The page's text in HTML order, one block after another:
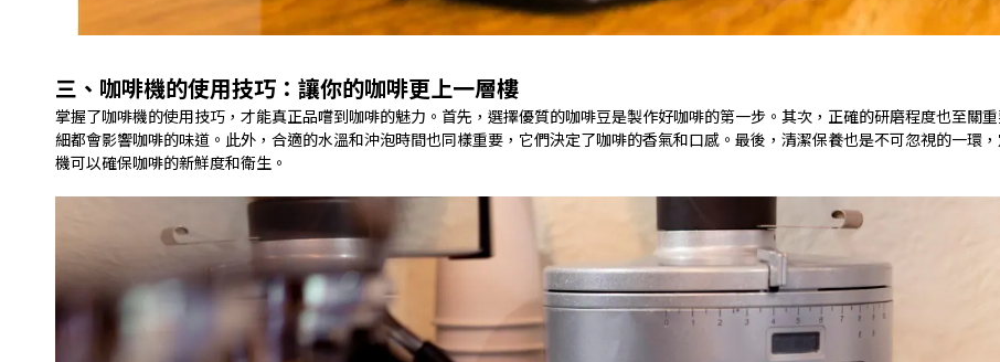
三、咖啡機的使用技巧：讓你的咖啡更上一層樓
掌握了咖啡機的使用技巧，才能真正品嚐到咖啡的魅力。首先，選擇優質的咖啡豆是製作好咖啡的第一步。其次，正確的研磨程度也至關
細都會影響咖啡的味道。此外，合適的水溫和沖泡時間也同樣重要，它們決定了咖啡的香氣和口感。最後，清潔保養也是不可忽視的一環
機可以確保咖啡的新鮮度和衛生。